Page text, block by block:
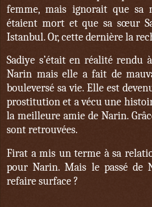
femme, mais ignorait que sa
étaient mort et que sa sœur
Istanbul. Or, cette dernière la
Sadiye s’était en réalité
Narin mais elle a fait de
bouleversé sa vie. Elle est
prostitution et a vécu une
la meilleure amie de Narin.
sont retrouvées.
Firat a mis un terme à sa
pour Narin. Mais le passé de
refaire surface ?